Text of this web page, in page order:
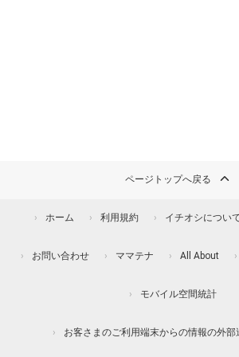
ページトップへ戻る
ホーム 利用規約 イチオシについ
お問い合わせ ママテナ All About
モバイル空間統計
お客さまのご利用端末からの情報の外部